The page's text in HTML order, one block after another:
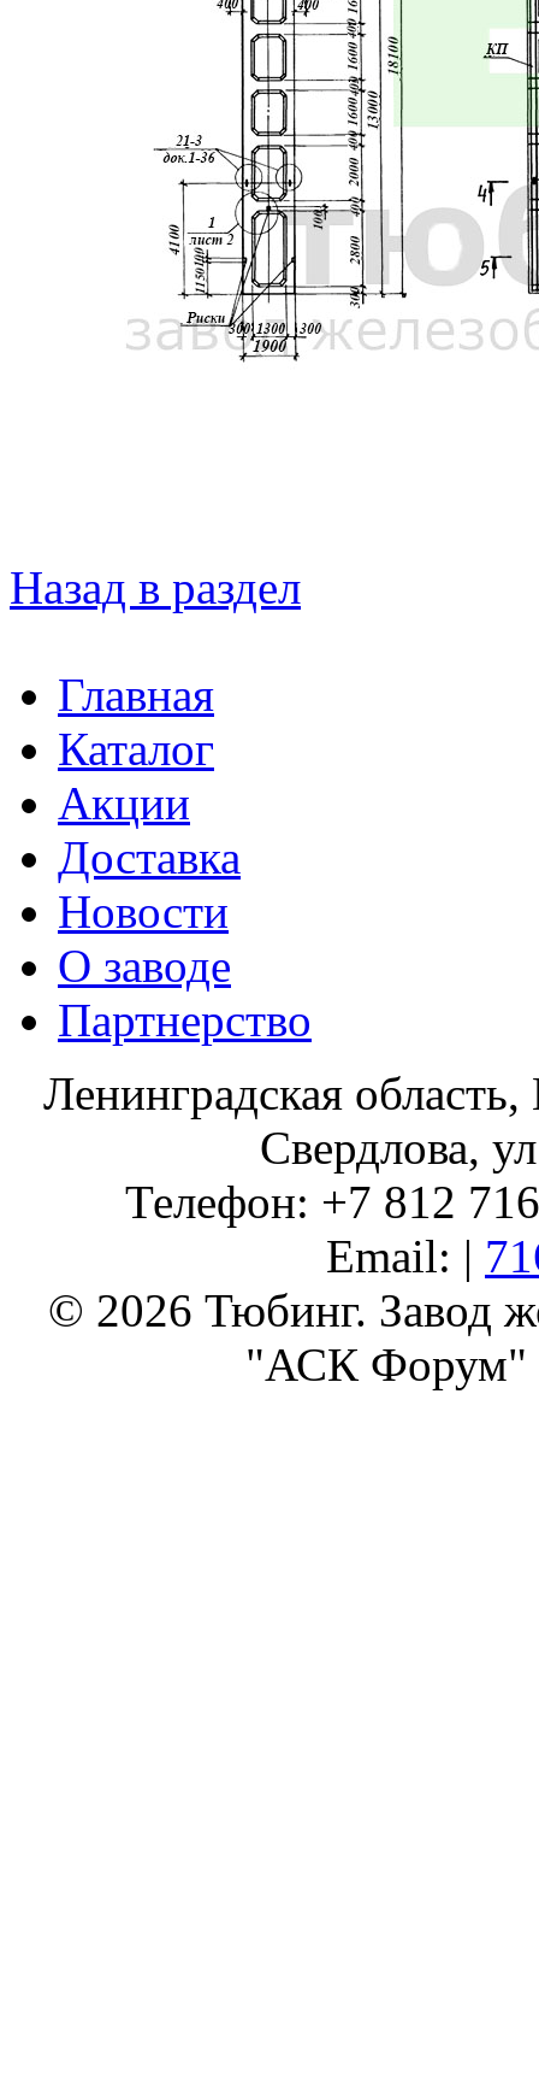
Назад в раздел
Главная
Каталог
Акции
Доставка
Новости
О заводе
Партнерство
Ленинградская
Свердлова,
Телефон: +7 812
Email: |
© 2026 Тюбинг. Завод
"АСК Форум"